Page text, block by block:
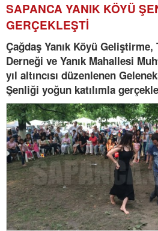
SAPANCA YANIK KÖYÜ
GERÇEKLEŞTİ
Çağdaş Yanık Köyü Geliştirme,
Derneği ve Yanık Mahallesi
yıl altıncısı düzenlenen
Şenliği yoğun katılımla